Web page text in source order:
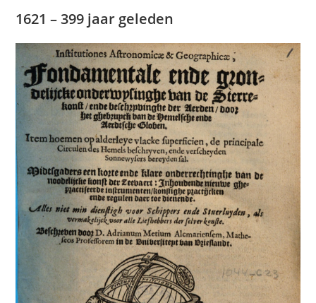
1621 – 399 jaar geleden